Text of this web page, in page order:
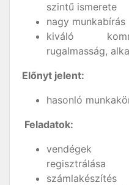
szintű ismerete
nagy munkabírás
kiváló
rugalmasság,
Előnyt jelent:
hasonló
Feladatok:
vendégek
regisztrálása
számlakészítés